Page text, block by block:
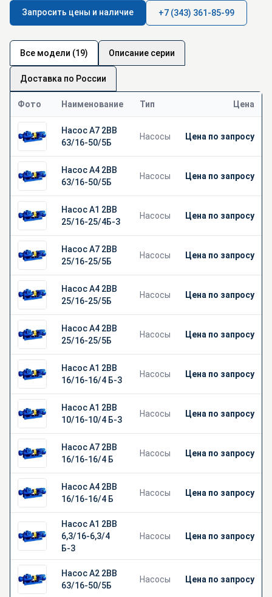
Насосы А2 2ВВ, А4 2ВВ, А7 2ВВ предназначены для
перекачивания воды с содержанием минеральных солей (Са,
— подача насоса в агрегате, м
/ч;
4— давление насоса в агрегате, кгс/см
Б— материал проточной части — бронза;
— исполнение двигателя (морское).
Запросить цены и наличие +7 (343) 361-85-99
Все модели (19) Описание серии
Доставка по России
Фото Наименование Тип Цена
Насос А7 2ВВ
63/16-50/5Б
Насосы Цена по запросу
Насос А4 2ВВ
63/16-50/5Б
Насосы Цена по запросу
Насос А1 2ВВ
25/16-25/4Б-3
Насосы Цена по запросу
Насос А7 2ВВ
25/16-25/5Б
Насосы Цена по запросу
Насос А4 2ВВ
25/16-25/5Б
Насосы Цена по запросу
Насос А4 2ВВ
25/16-25/5Б
Насосы Цена по запросу
Насос А1 2ВВ
16/16-16/4 Б-3
Насосы Цена по запросу
Насос А1 2ВВ
10/16-10/4 Б-3
Насосы Цена по запросу
Насос А7 2ВВ
16/16-16/4 Б
Насосы Цена по запросу
Насос А4 2ВВ
16/16-16/4 Б
Насосы Цена по запросу
Насос А1 2ВВ
6,3/16-6,3/4
Б-3
Насосы Цена по запросу
Насос А2 2ВВ
63/16-50/5Б
Насосы Цена по запросу